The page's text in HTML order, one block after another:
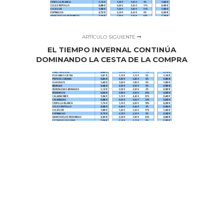
ARTÍCULO SIGUIENTE
EL TIEMPO INVERNAL CONTINÚA
DOMINANDO LA CESTA DE LA COMPRA